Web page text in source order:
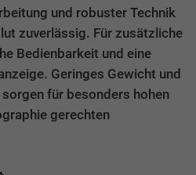
und robuster Technik
zuverlässig. Für zusätzliche
Bedienbarkeit und eine
Geringes Gewicht und
für besonders hohen
gerechten